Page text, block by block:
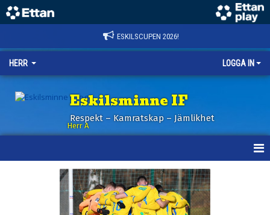
ESKILSCUPEN 2026!
HERR LOGGA IN
Eskilsminne IF
Respekt – Kamratskap – Jämlikhet
Herr A